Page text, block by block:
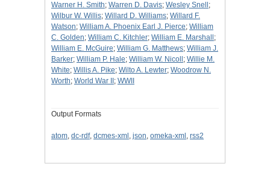
Warner H. Smith; Warren D. Davis; Wesley Snell ;
Wilbur W. Willis; Willard D. Williams; Willard F.
Watson; William A. Phoenix Earl J. Pierce; William
C. Golden; William C. Kitchler; William E. Marshall ;
William E. McGuire; William G. Matthews; William J.
Barker; William P. Hale; William W. Nicoll ; Willie M.
White; Willis A. Pike; Wilto A. Lewter; Woodrow N.
Worth; World War II ; WWII
Output Formats
atom, dc-rdf, dcmes-xml , json, omeka-xml , rss2